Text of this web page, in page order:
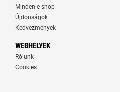
Minden e-shop
Újdonságok
Kedvezmények
WEBHELYEK
Rólunk
Cookies